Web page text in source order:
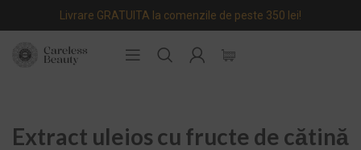
Livrare GRATUITA la comenzile de peste 350 lei!
Extract uleios cu fructe de cătină